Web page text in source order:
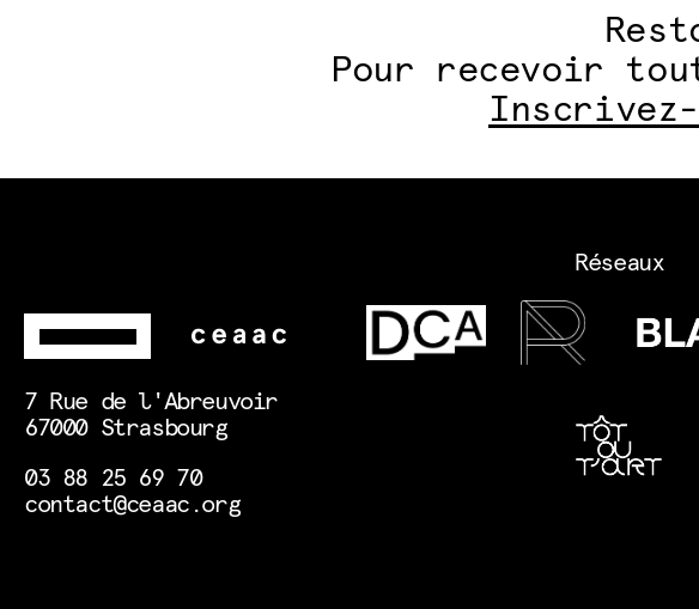
Pour recevoir
7 Rue de l'Abreuvoir
67000 Strasbourg
03 88 25 69 70
contact@ceaac.org
Réseaux